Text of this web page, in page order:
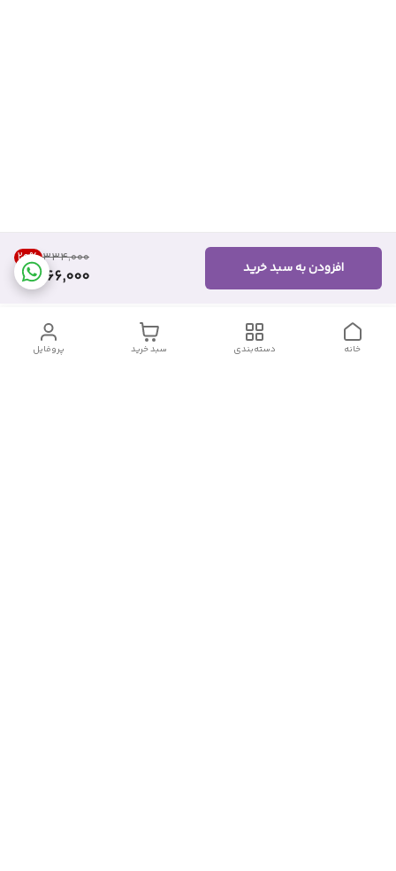
۳۳۴٬۰۰۰ 20%
266,000 افزودن به سبد خرید
پروفایل سبد خرید دسته‌بندی خانه